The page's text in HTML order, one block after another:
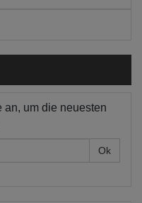
an, um die neuesten